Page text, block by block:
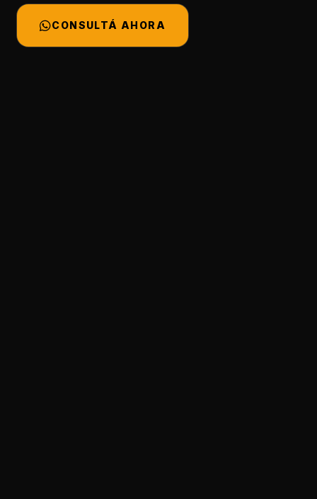
CONSULTÁ AHORA